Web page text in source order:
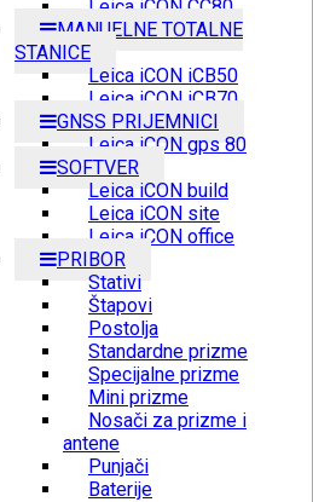
Leica iCON CC80
MANUELNE TOTALNE
STANICE
Leica iCON iCB50
Leica iCON iCB70
GNSS PRIJEMNICI
Leica iCON gps 80
SOFTVER
Leica iCON build
Leica iCON site
Leica iCON office
PRIBOR
Stativi
Štapovi
Postolja
Standardne prizme
Specijalne prizme
Mini prizme
Nosači za prizme i
antene
Punjači
Baterije